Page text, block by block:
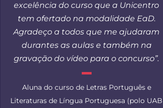
excelência do curso que a Unicentro
tem ofertado na modalidade EaD.
Agradeço a todos que me ajudaram
durantes as aulas e também na
gravação do vídeo para o concurso”.
Aluna do curso de Letras Português e
Literaturas de Língua Portuguesa (polo UAB